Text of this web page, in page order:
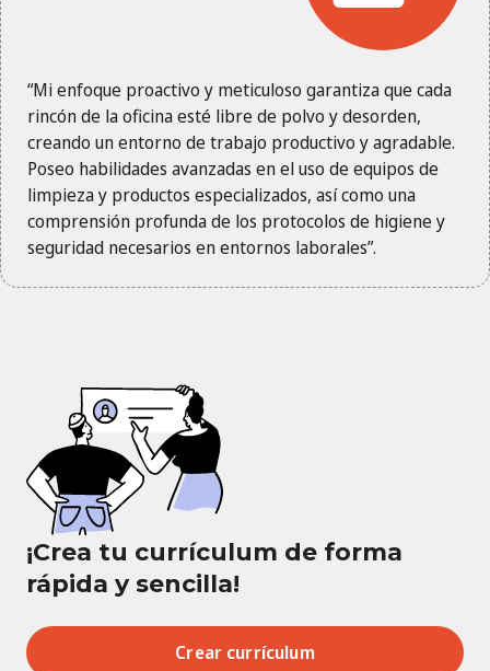
“Mi enfoque proactivo y meticuloso garantiza que cada
rincón de la oficina esté libre de polvo y desorden,
creando un entorno de trabajo productivo y agradable.
Poseo habilidades avanzadas en el uso de equipos de
limpieza y productos especializados, así como una
comprensión profunda de los protocolos de higiene y
seguridad necesarios en entornos laborales”.
¡Crea tu currículum de forma
rápida y sencilla!
Crear currículum